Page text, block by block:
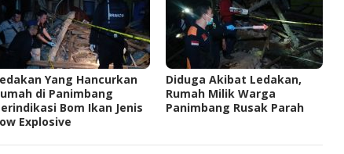
Yang Hancurkan
di Panimbang
Bom Ikan Jenis
Explosive
Diduga Akibat Ledakan,
Rumah Milik Warga
Panimbang Rusak Parah